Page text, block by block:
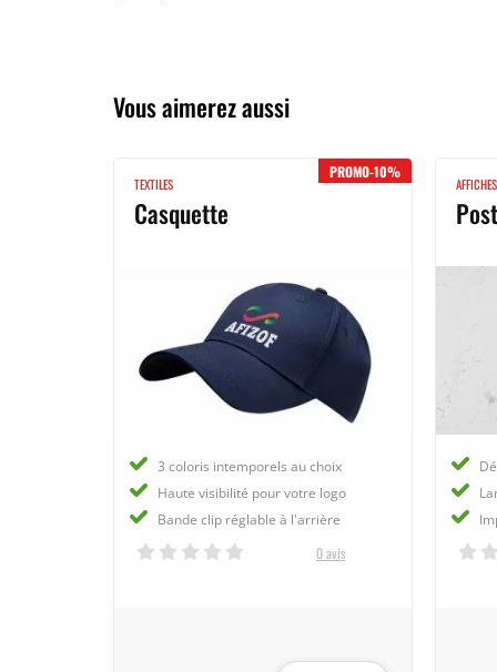
Vous aimerez aussi
PROMO-10%
TEXTILES
Casquette
3 coloris intemporels au choix
Haute visibilité pour votre logo
Bande clip réglable à l'arrière
0 avis